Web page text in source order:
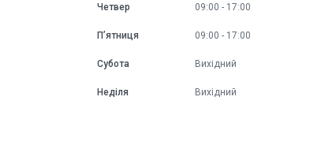
Четвер 09:00 17:00
Пʼятниця 09:00 17:00
Субота Вихідний
Неділя Вихідний